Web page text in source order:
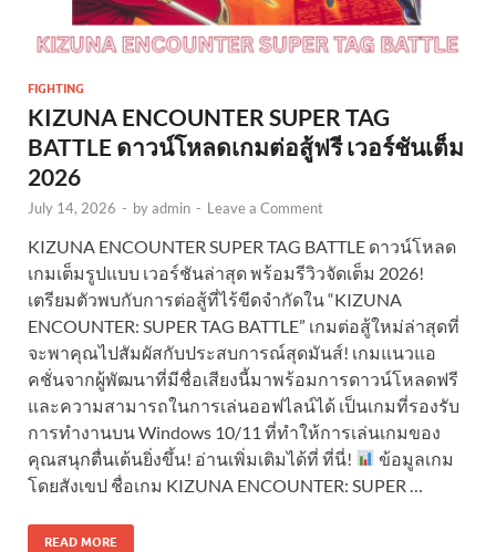
FIGHTING
KIZUNA ENCOUNTER SUPER TAG
BATTLE ดาวน์โหลดเกมต่อสู้ฟรี เวอร์ชันเต็ม
2026
July 14, 2026 - byadmin - Leave a Comment
KIZUNA ENCOUNTER SUPER TAG BATTLE ดาวน์โหลด
เกมเต็มรูปแบบ เวอร์ชันล่าสุด พร้อมรีวิวจัดเต็ม 2026!
เตรียมตัวพบกับการต่อสู้ที่ไร้ขีดจำกัดใน “KIZUNA
ENCOUNTER: SUPER TAG BATTLE” เกมต่อสู้ใหม่ล่าสุดที่
จะพาคุณไปสัมผัสกับประสบการณ์สุดมันส์! เกมแนวแอ
คชั่นจากผู้พัฒนาที่มีชื่อเสียงนี้มาพร้อมการดาวน์โหลดฟรี
และความสามารถในการเล่นออฟไลน์ได้ เป็นเกมที่รองรับ
การทำงานบน Windows 10/11 ที่ทำให้การเล่นเกมของ
คุณสนุกตื่นเต้นยิ่งขึ้น! อ่านเพิ่มเติมได้ที่ ที่นี่!
ข้อมูลเกม
โดยสังเขป ชื่อเกม KIZUNA ENCOUNTER: SUPER …
READ MORE